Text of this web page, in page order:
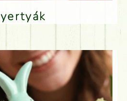
Gyertyák